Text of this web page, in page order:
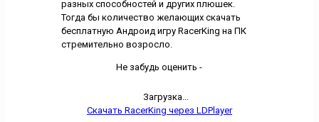
разных способностей и других плюшек.
Тогда бы количество желающих скачать
бесплатную Андроид игру RacerKing на ПК
стремительно возросло.
Не забудь оценить -
Загрузка...
Скачать RacerKing через LDPlayer